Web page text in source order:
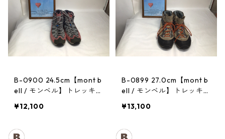
B-0900 24.5cm【mont b
ell / モンベル】トレッキン
ルーザー レディースRDV
¥12,100
B-0899 27.0cm【mont b
ell / モンベル】トレッキン
ティトンブーツ メンズ TN
¥13,100